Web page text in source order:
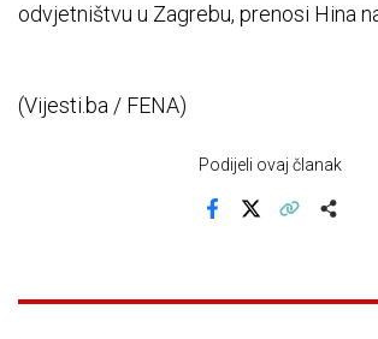
odvjetništvu u Zagrebu, prenosi Hina
(Vijesti.ba / FENA)
Podijeli ovaj članak